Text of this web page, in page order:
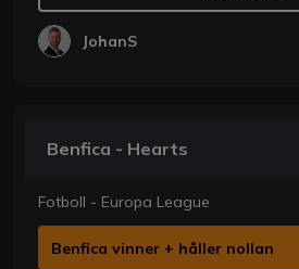
JohanS
Benfica - Hearts
Fotboll - Europa League
Benfica vinner + håller nollan